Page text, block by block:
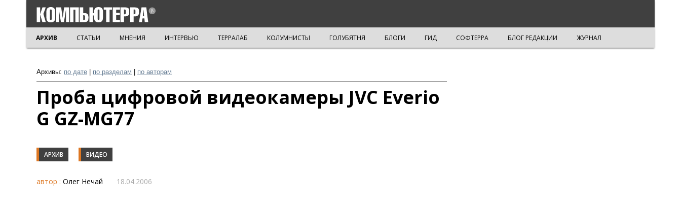
АРХИВ СТАТЬИ МНЕНИЯ ИНТЕРВЬЮ ТЕРРАЛАБ КОЛУМНИСТЫ ГОЛУБЯТНЯ БЛОГИ ГИД СОФТЕРРА БЛОГ РЕДАКЦИИ ЖУРНАЛ
Архивы: по дате по разделам по авторам
Проба цифровой видеокамеры JVC Everio
G GZ-MG77
АРХИВ ВИДЕО
автор : Олег Нечай 18.04.2006